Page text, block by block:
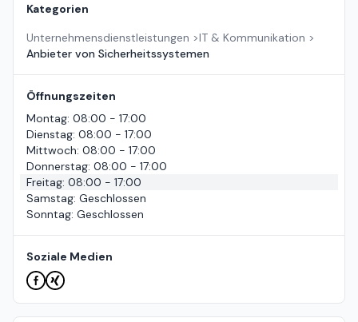
Kategorien
Unternehmensdienstleistungen >IT & Kommunikation >
Anbieter von Sicherheitssystemen
Öffnungszeiten
Montag: 08:00 - 17:00
Dienstag: 08:00 - 17:00
Mittwoch: 08:00 - 17:00
Donnerstag: 08:00 - 17:00
Freitag: 08:00 - 17:00
Samstag: Geschlossen
Sonntag: Geschlossen
Soziale Medien